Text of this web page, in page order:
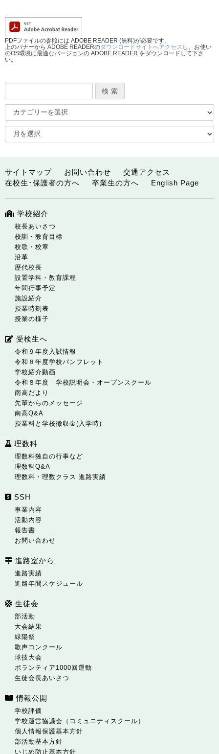
PDFファイルの参照には ADOBE READER (無料)が必要です。
上のバナーから ADOBE READERのダウンロードサイトへアクセス し、お使い
のOS環境に最適なバージョンの ADOBE READER をダウンロードして下さ
い。
サイトマップ お問い合わせ
交通アクセス
在校生･保護者の方へ
卒業生の方へ English Page
学校紹介
校長あいさつ
校訓・教育目標
校歌・校章
沿革
歴代校長
設置学科・教育課程
年間行事予定
施設紹介
授業時刻表
授業の様子
受検生へ
令和９年度入試情報
令和８年度学校パンフレット
学校紹介動画
令和８年度 学校説明会・オープンスクール
南高だより
先輩からのメッセージ
南高Q&A
授業料と学校徴収金(入学時)
理数科
理数科独自の行事など
理数科Q&A
理数科・理数クラス 進路実績
SSH
事業内容
活動内容
報告書
お問い合わせ
進路室から
進路実績
進路年間スケジュール
生徒会
部活動
大会結果
緑陽祭
歌声コンクール
球技大会
ボランティア1000回運動
生徒会長あいさつ
情報公開
学校評価
学校運営協議会（コミュニティスクール）
個人情報保護基本方針
部活動基本方針
いじめ防止基本方針